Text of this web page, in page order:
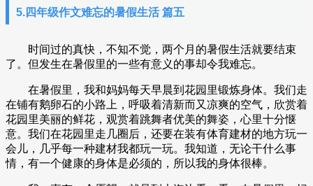
5.四年级作文难忘的暑假生活 篇五
时间过的真快，不知不觉，两个月的暑假生活就要结束
了。但发生在暑假里的一些有意义的事却令我难忘。
在暑假里，我和妈妈每天早晨到花园里锻炼身体。我们走
在铺有鹅卵石的小路上，呼吸着清新而又凉爽的空气，欣赏着
花园里美丽的鲜花，观赏着跳舞者优美的舞姿，心里十分惬
意。我们在花园里走几圈后，还要在装有体育建材的地方玩一
会儿，几乎每一种建材我都玩一玩。我知道，无论干什么事
情，有一个健康的身体是必须的，所以我的身体很棒。